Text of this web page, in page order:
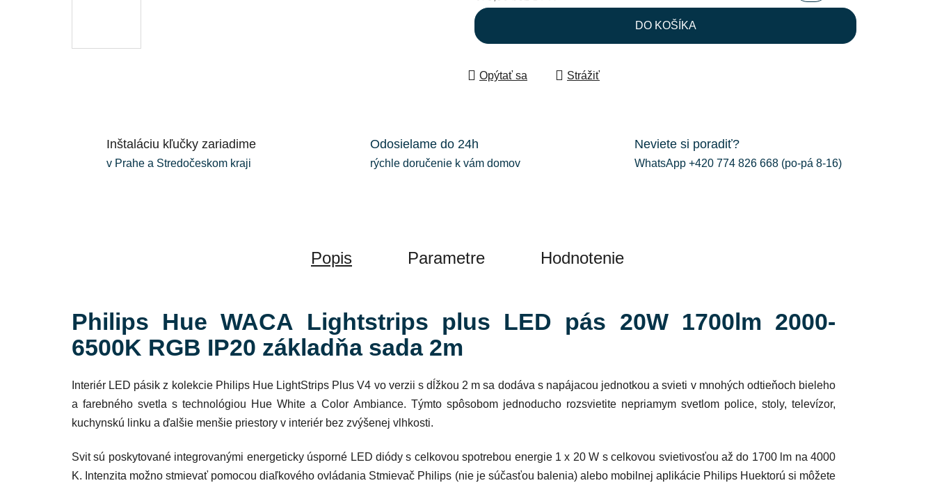
Jednotková cena:
DO KOŠÍKA
Opýtať sa Strážiť
Inštaláciu kľučky zariadime
v Prahe a Stredočeskom kraji
Odosielame do 24h
rýchle doručenie k vám domov
Neviete si poradiť?
WhatsApp +420 774 826 668 (po-pá 8-16)
Popis Parametre Hodnotenie
Philips Hue WACA Lightstrips plus LED pás 20W 1700lm 2000-
6500K RGB IP20 základňa sada 2m
Interiér LED pásik z kolekcie Philips Hue LightStrips Plus V4 vo verzii s dĺžkou 2 m sa dodáva s napájacou jednotkou a svieti v mnohých odtieňoch bieleho
a farebného svetla s technológiou Hue White a Color Ambiance. Týmto spôsobom jednoducho rozsvietite nepriamym svetlompolice, stoly, televízor,
kuchynskú linku a ďalšie menšie priestory v interiér bez zvýšenej vlhkosti.
Svitsú poskytované integrovanými energeticky úsporné LED diódys celkovou spotrebou energie 1 x 20 W s celkovou svietivosťou až do 1700 lm na4000
K. Intenzita možno stmievať pomocou diaľkového ovládania Stmievač Philips (nie je súčasťou balenia) alebo mobilnej aplikácie Philips Huektorú si môžete